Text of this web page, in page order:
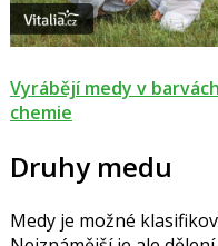
Vyrábějí medy v
chemie
Druhy medu
Medy je možné